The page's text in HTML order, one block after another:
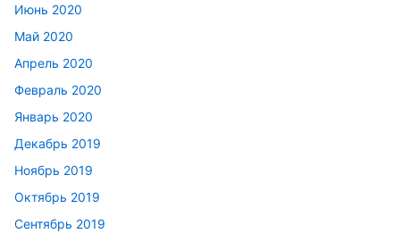
Июнь 2020
Май 2020
Апрель 2020
Февраль 2020
Январь 2020
Декабрь 2019
Ноябрь 2019
Октябрь 2019
Сентябрь 2019